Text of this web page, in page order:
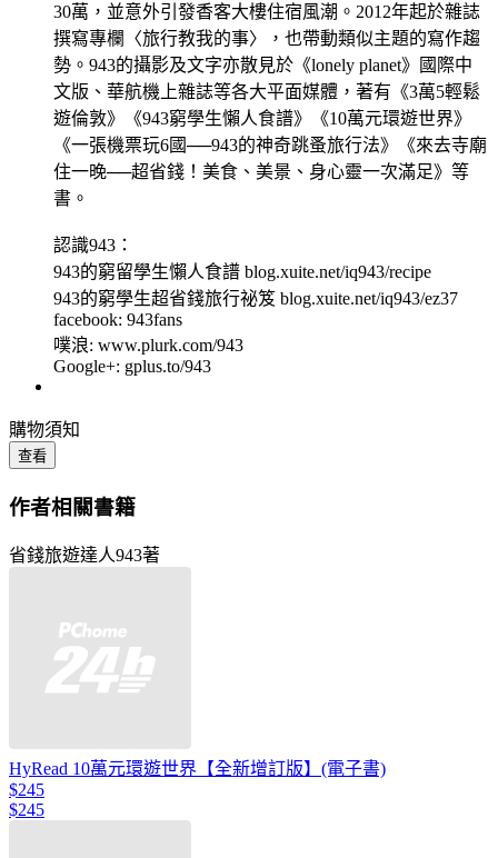
30萬，並意外引發香客大樓住宿風潮。2012年起於雜誌
撰寫專欄〈旅行教我的事〉，也帶動類似主題的寫作趨
勢。943的攝影及文字亦散見於《lonely planet》國際中
文版、華航機上雜誌等各大平面媒體，著有《3萬5輕鬆
遊倫敦》《943窮學生懶人食譜》《10萬元環遊世界》
《一張機票玩6國──943的神奇跳蚤旅行法》《來去寺廟
住一晚──超省錢！美食、美景、身心靈一次滿足》等
書。
認識943：
943的窮留學生懶人食譜 blog.xuite.net/iq943/recipe
943的窮學生超省錢旅行祕笈 blog.xuite.net/iq943/ez37
facebook: 943fans
噗浪: www.plurk.com/943
Google+: gplus.to/943
購物須知
查看
作者相關書籍
省錢旅遊達人943著
HyRead 10萬元環遊世界【全新增訂版】(電子書)
$245
$245